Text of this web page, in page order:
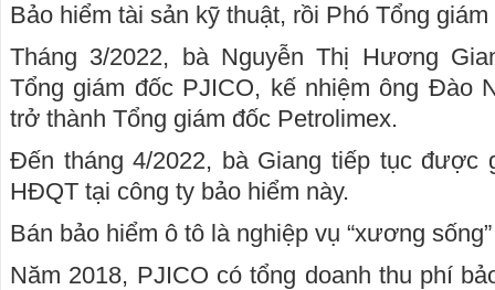
Bảo hiểm tài sản kỹ thuật, rồi Phó Tổng
Tháng 3/2022, bà Nguyễn Thị Hương
Tổng giám đốc PJICO, kế nhiệm ông Đào
trở thành Tổng giám đốc Petrolimex.
Đến tháng 4/2022, bà Giang tiếp tục được
HĐQT tại công ty bảo hiểm này.
Bán bảo hiểm ô tô là nghiệp vụ “xương sống”
Năm 2018, PJICO có tổng doanh thu phí